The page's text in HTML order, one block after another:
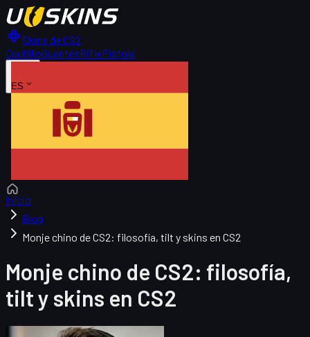
Skins de CS2
CuchilloGuantesRiflePistola
ES
Inicio
Blog
Monje chino de CS2: filosofía, tilt y skins en CS2
Monje chino de CS2: filosofía,
tilt y skins en CS2